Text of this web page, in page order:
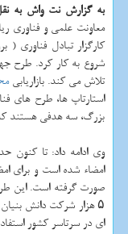
به گزارش نت واش به
شروع به کار کرد. طرح
تلاش می کند. بازاریابی
استارتاپ ها، طرح های
بزرگ، سه هدفی هستند
صورت گرفته است. این
ای در سرتاسر کشور